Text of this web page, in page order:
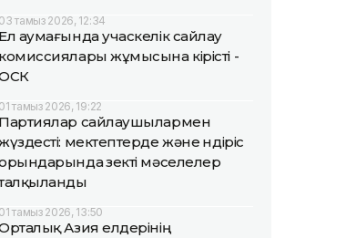
03 тамыз 2026, 12:34
Ел аумағында учаскелік сайлау
комиссиялары жұмысына кірісті -
01 тамыз 2026, 19:22
Партиялар сайлаушылармен
мектептерде және өндіріс
өзекті мәселелер
01 тамыз 2026, 13:50
Азия елдерінің